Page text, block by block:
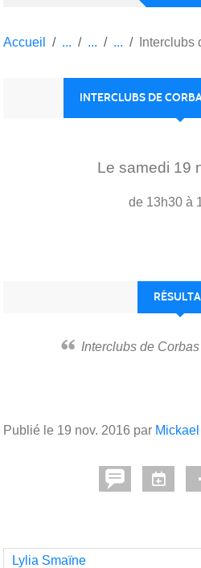
Accueil Interclubs
INTERCLUBS DE
Le samedi 19
de 13h30 à
Interclubs de
Publié le 19 nov. 2016 par Mickael
Lylia Smaïne